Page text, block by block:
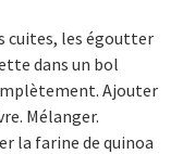
cuites, les égoutter
dans un bol
Ajouter
Mélanger.
la farine de quinoa